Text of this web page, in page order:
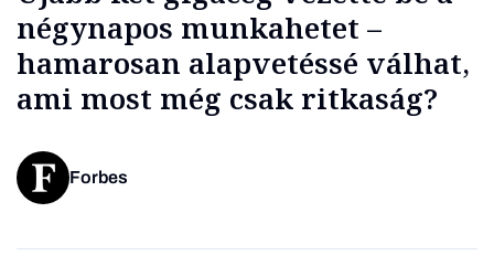
négynapos munkahetet –
hamarosan alapvetéssé válhat,
ami most még csak ritkaság?
Forbes